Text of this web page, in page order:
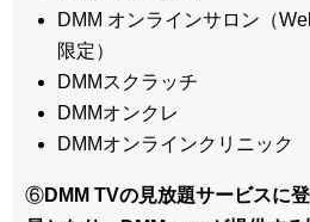
DMM オンラインサロン（
限定）
DMMスクラッチ
DMMオンクレ
DMMオンラインクリニック
⑥DMM TVの見放題サービスに